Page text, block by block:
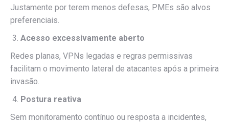
Justamente por terem menos defesas, PMEs são alvos
preferenciais.
Acesso excessivamente aberto
Redes planas, VPNs legadas e regras permissivas
facilitam o movimento lateral de atacantes após a primeira
invasão.
Postura reativa
Sem monitoramento contínuo ou resposta a incidentes,